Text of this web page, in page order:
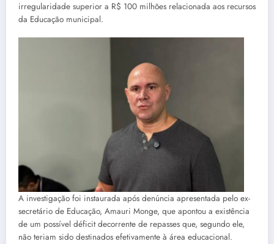
irregularidade superior a R$ 100 milhões relacionada aos recursos
da Educação municipal.
A investigação foi instaurada após denúncia apresentada pelo ex-
secretário de Educação, Amauri Monge, que apontou a existência
de um possível déficit decorrente de repasses que, segundo ele,
não teriam sido destinados efetivamente à área educacional.